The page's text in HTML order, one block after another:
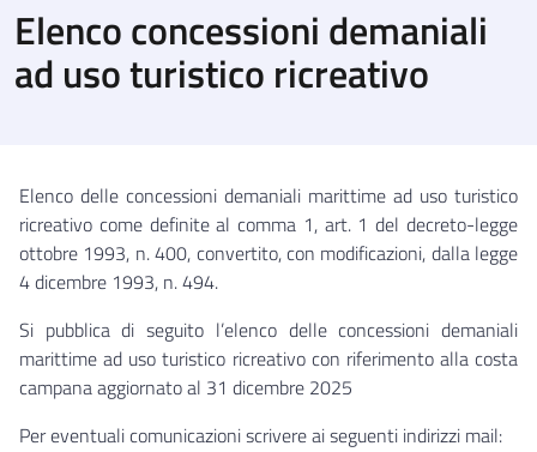
Elenco concessioni demaniali
ad uso turistico ricreativo
Elenco delle concessioni demaniali marittime ad uso turistico
ricreativo come definite al comma 1, art. 1 del decreto-legge
ottobre 1993, n. 400, convertito, con modificazioni, dalla legge
4 dicembre 1993, n. 494.
Si pubblica di seguito l’elenco delle concessioni demaniali
marittime ad uso turistico ricreativo con riferimento alla costa
campana aggiornato al 31 dicembre 2025
Per eventuali comunicazioni scrivere ai seguenti indirizzi mail: